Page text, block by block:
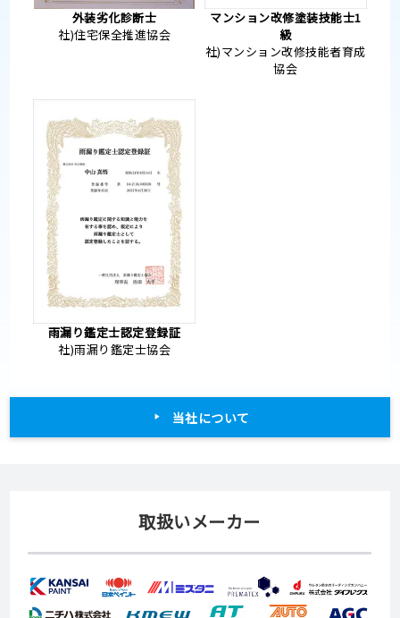
外装劣化診断士
社)住宅保全推進協会
マンション改修塗装技能士1
級
社)マンション改修技能者育成
協会
雨漏り鑑定士認定登録証
社)雨漏り鑑定士協会
当社について
取扱いメーカー